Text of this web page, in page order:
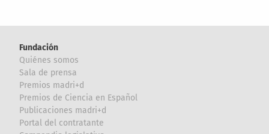
Fundación
Quiénes somos
Sala de prensa
Premios madri+d
Premios de Ciencia en Español
Publicaciones madri+d
Portal del contratante